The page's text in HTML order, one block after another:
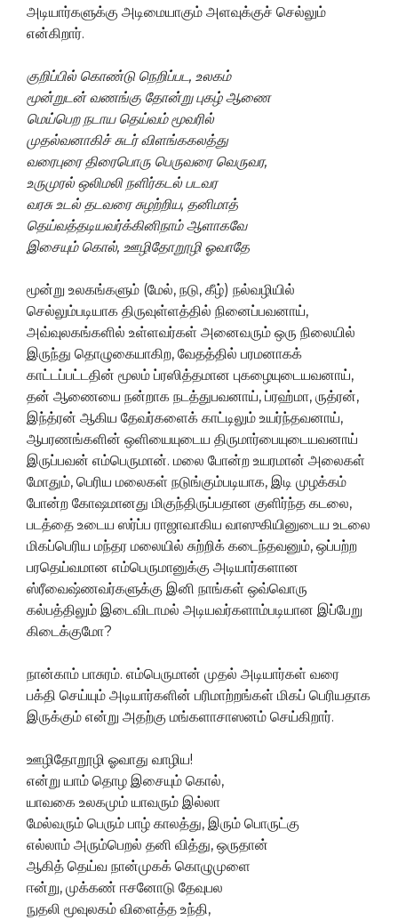
அடியார்களுக்கு அடிமையாகும் அளவுக்குச் செல்லும்
என்கிறார்.
குறிப்பில் கொண்டு நெறிப்பட, உலகம்
மூன்றுடன் வணங்கு தோன்று புகழ் ஆணை
மெய்பெற நடாய தெய்வம் மூவரில்
முதல்வனாகிச் சுடர் விளங்ககலத்து
வரைபுரை திரைபொரு பெருவரை வெருவர,
உருமுரல் ஒலிமலி நளிர்கடல் படவர
வரசு உடல் தடவரை சுழற்றிய, தனிமாத்
தெய்வத்தடியவர்க்கினிநாம் ஆளாகவே
இசையும் கொல், ஊழிதோறூழி ஓவாதே
மூன்று உலகங்களும் (மேல், நடு, கீழ்) நல்வழியில்
செல்லும்படியாக திருவுள்ளத்தில் நினைப்பவனாய்,
அவ்வுலகங்களில் உள்ளவர்கள் அனைவரும் ஒரு நிலையில்
இருந்து தொழுகையாகிற, வேதத்தில் பரமனாகக்
காட்டப்பட்டதின் மூலம் ப்ரஸித்தமான புகழையுடையவனாய்,
தன் ஆணையை நன்றாக நடத்துபவனாய், ப்ரஹ்மா, ருத்ரன்,
இந்த்ரன் ஆகிய தேவர்களைக் காட்டிலும் உயர்ந்தவனாய்,
ஆபரணங்களின் ஒளியையுடைய திருமார்பையுடையவனாய்
இருப்பவன் எம்பெருமான். மலை போன்ற உயரமான் அலைகள்
மோதும், பெரிய மலைகள் நடுங்கும்படியாக, இடி முழக்கம்
போன்ற கோஷமானது மிகுந்திருப்பதான குளிர்ந்த கடலை,
படத்தை உடைய ஸர்ப்ப ராஜாவாகிய வாஸுகியினுடைய உடலை
மிகப்பெரிய மந்தர மலையில் சுற்றிக் கடைந்தவனும், ஒப்பற்ற
பரதெய்வமான எம்பெருமானுக்கு அடியார்களான
ஸ்ரீவைஷ்ணவர்களுக்கு இனி நாங்கள் ஒவ்வொரு
கல்பத்திலும் இடைவிடாமல் அடியவர்களாம்படியான இப்பேறு
கிடைக்குமோ?
நான்காம் பாசுரம். எம்பெருமான் முதல் அடியார்கள் வரை
பக்தி செய்யும் அடியார்களின் பரிமாற்றங்கள் மிகப் பெரியதாக
இருக்கும் என்று அதற்கு மங்களாசாஸனம் செய்கிறார்.
ஊழிதோறூழி ஓவாது வாழிய!
என்று யாம் தொழ இசையும் கொல்,
யாவகை உலகமும் யாவரும் இல்லா
மேல்வரும் பெரும் பாழ் காலத்து, இரும் பொருட்கு
எல்லாம் அரும்பெறல் தனி வித்து, ஒருதான்
ஆகித் தெய்வ நான்முகக் கொழுமுளை
ஈன்று, முக்கண் ஈசனோடு தேவுபல
நுதலி மூவுலகம் விளைத்த உந்தி,